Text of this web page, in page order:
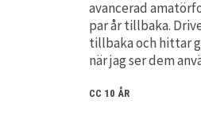
avancerad
par år tillbaka.
tillbaka och hittar
när jag ser dem
CC 10 ÅR